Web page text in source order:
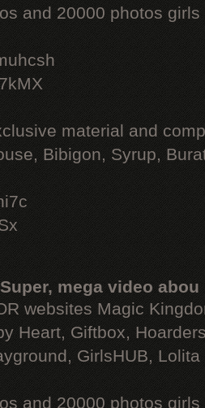
and 20000 photos
material and
Bibigon, Syrup,
Super, mega video abou
websites Magic
Heart, Giftbox,
GirlsHUB, Lolita
and 20000 photos